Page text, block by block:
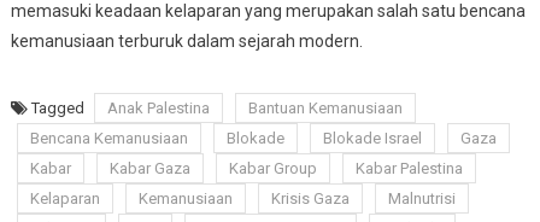
memasuki keadaan kelaparan yang merupakan salah satu bencana
kemanusiaan terburuk dalam sejarah modern.
Tagged Anak Palestina
Bantuan Kemanusiaan
Bencana Kemanusiaan
Blokade Blokade Israel
Gaza
Kabar
Kabar Gaza Kabar Group
Kabar Palestina
Kelaparan
Kemanusiaan Krisis Gaza
Malnutrisi